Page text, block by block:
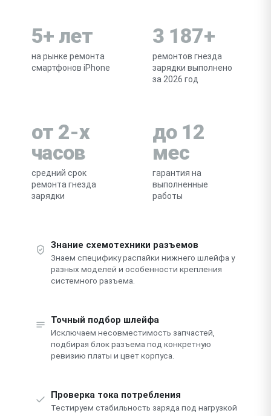
5+ лет
на рынке ремонта
смартфонов iPhone
3 187+
ремонтов гнезда
зарядки выполнено
за 2026 год
от 2-х
часов
средний срок
ремонта гнезда
зарядки
до 12
мес
гарантия на
выполненные
работы
Знание схемотехники разъемов
Знаем специфику распайки нижнего шлейфа у
разных моделей и особенности крепления
системного разъема.
Точный подбор шлейфа
Исключаем несовместимость запчастей,
подбирая блок разъема под конкретную
ревизию платы и цвет корпуса.
Проверка тока потребления
Тестируем стабильность заряда под нагрузкой